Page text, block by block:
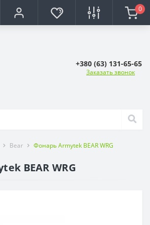
0
+380 (63) 131-65-65
Заказать звонок
Bear Фонарь Armytek BEAR WRG
BEAR WRG